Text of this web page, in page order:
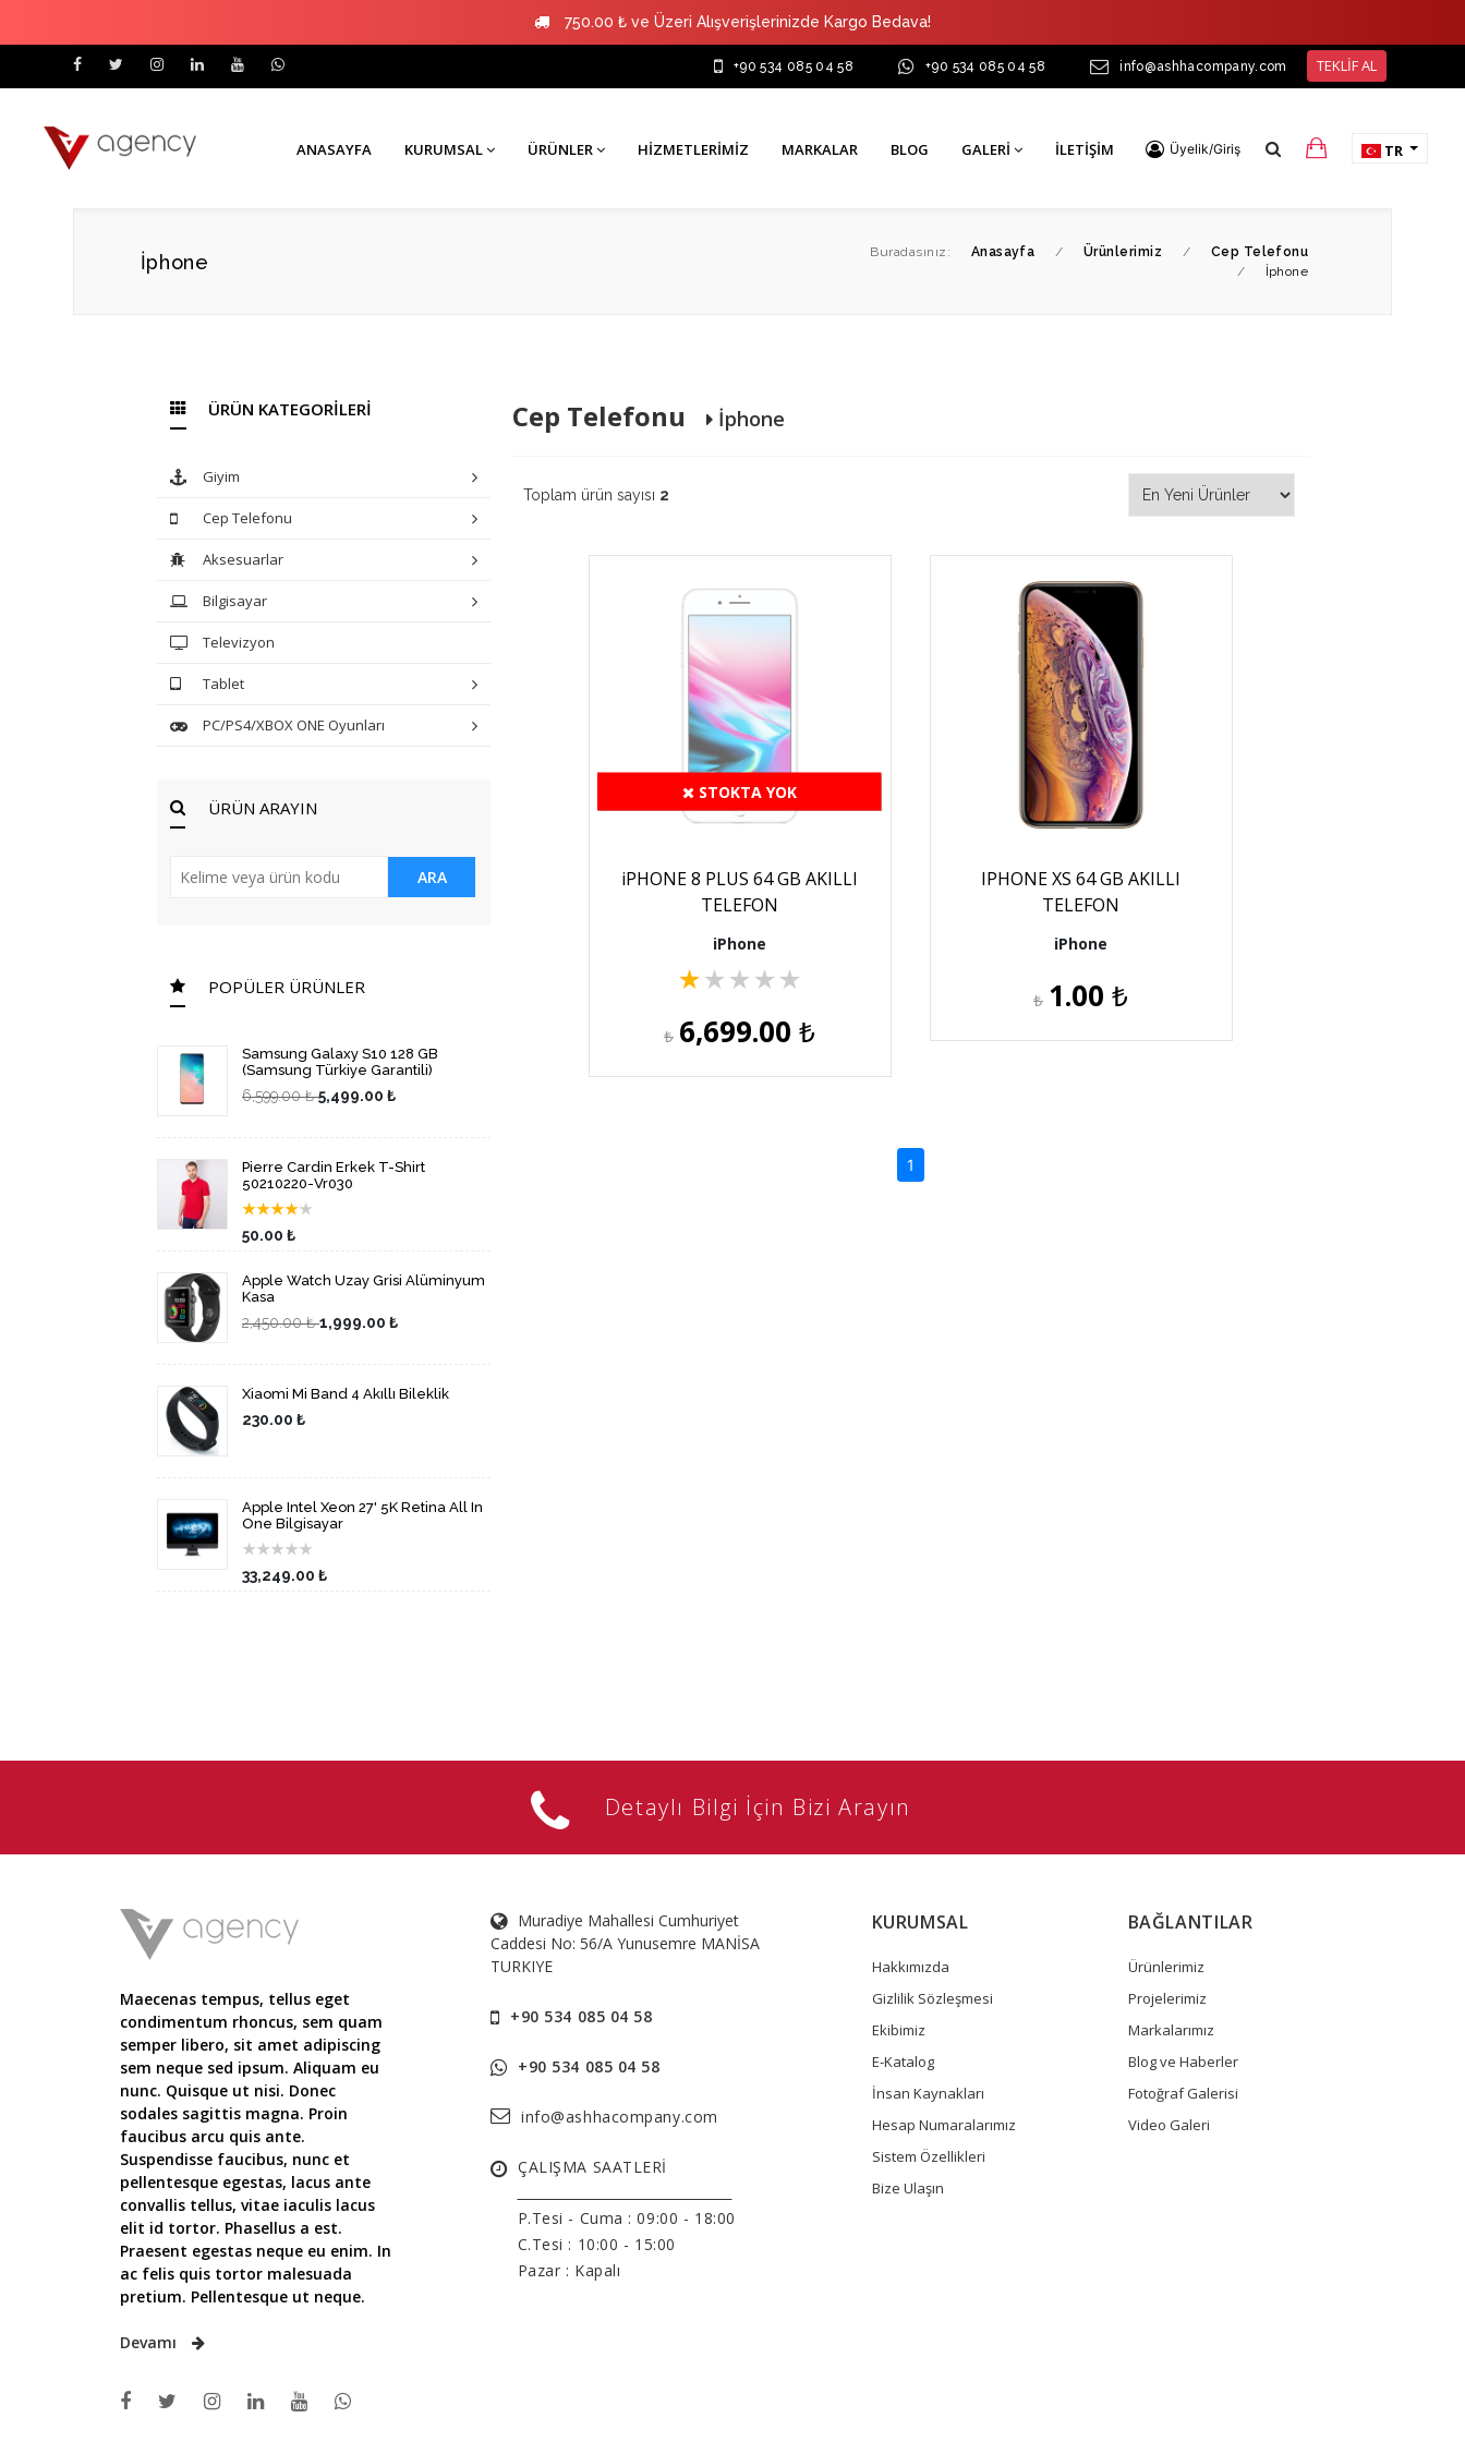
750.00 ₺ ve Üzeri Alışverişlerinizde Kargo Bedava!
+90 534 085 04 58 +90 534 085 04 58 info@ashhacompany.com TEKLİF AL
ANASAYFA KURUMSAL ÜRÜNLER HIZMETLERIMIZ MARKALAR BLOG GALERI İLETIŞIM Üyelik/Giriş TR
İphone Buradasınız: Anasayfa / Ürünlerimiz /
Cep Telefonu
/
İphone
ÜRÜN KATEGORİLERİ
Giyim
Cep Telefonu
Aksesuarlar
Bilgisayar
Televizyon
Tablet
PC/PS4/XBOX ONE Oyunları
ÜRÜN ARAYIN
ARA
POPÜLER ÜRÜNLER
Samsung Galaxy S10 128 GB
(Samsung Türkiye Garantili)
6,599.00 ₺5,499.00 ₺
Pierre Cardin Erkek T-Shirt
50210220-Vr030
★★★★★
50.00 ₺
Apple Watch Uzay Grisi Alüminyum
Kasa
2,450.00 ₺1,999.00 ₺
Xiaomi Mi Band 4 Akıllı Bileklik
230.00 ₺
Apple Intel Xeon 27' 5K Retina All In
One Bilgisayar
★★★★★
33,249.00 ₺
Cep Telefonu İphone
Toplam ürün sayısı 2
STOKTA YOK
iPHONE 8 PLUS 64 GB AKILLI
TELEFON
iPhone
★★ ★ ★ ★
₺ 6,699.00 ₺
IPHONE XS 64 GB AKILLI
TELEFON
iPhone
₺ 1.00 ₺
1
Detaylı Bilgi İçin Bizi Arayın
Maecenas tempus, tellus eget
condimentum rhoncus, sem quam
semper libero, sit amet adipiscing
sem neque sed ipsum. Aliquam eu
nunc. Quisque ut nisi. Donec
sodales sagittis magna. Proin
faucibus arcu quis ante.
Suspendisse faucibus, nunc et
pellentesque egestas, lacus ante
convallis tellus, vitae iaculis lacus
elit id tortor. Phasellus a est.
Praesent egestas neque eu enim. In
ac felis quis tortor malesuada
pretium. Pellentesque ut neque.
Devamı
Muradiye Mahallesi Cumhuriyet
Caddesi No: 56/A Yunusemre MANİSA
TURKIYE
+90 534 085 04 58
+90 534 085 04 58
info@ashhacompany.com
ÇALIŞMA SAATLERİ
P.Tesi - Cuma : 09:00 - 18:00
C.Tesi : 10:00 - 15:00
Pazar : Kapalı
KURUMSAL
Hakkımızda
Gizlilik Sözleşmesi
Ekibimiz
E-Katalog
İnsan Kaynakları
Hesap Numaralarımız
Sistem Özellikleri
Bize Ulaşın
BAĞLANTILAR
Ürünlerimiz
Projelerimiz
Markalarımız
Blog ve Haberler
Fotoğraf Galerisi
Video Galeri